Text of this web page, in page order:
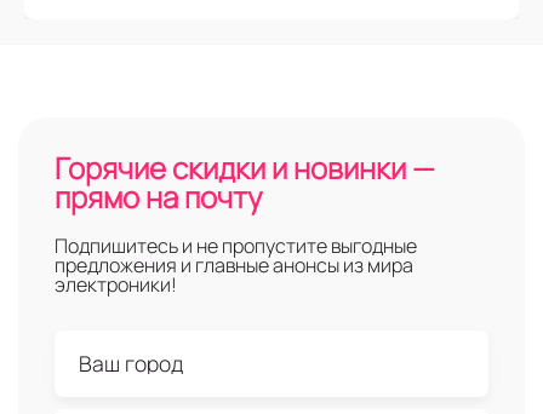
Горячие скидки и новинки —
прямо на почту
Подпишитесь и не пропустите выгодные
предложения и главные анонсы из мира
электроники!